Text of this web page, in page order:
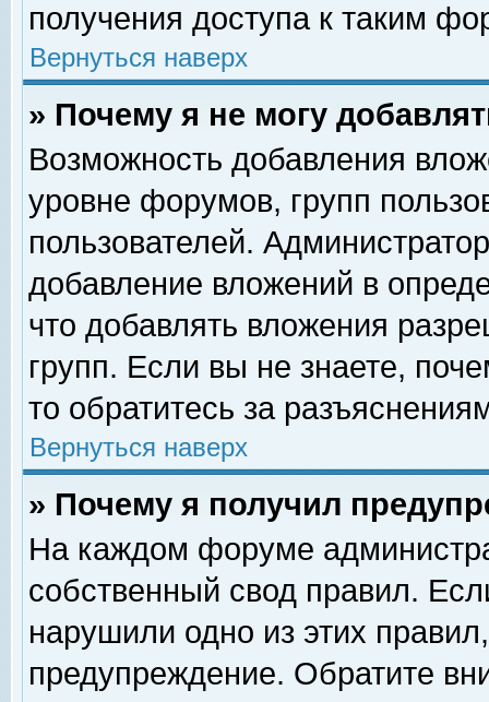
получения доступа к таким
Вернуться наверх
» Почему я не могу
Возможность добавления
уровне форумов, групп
пользователей.
добавление вложений в
что добавлять вложения
групп. Если вы не знаете,
то обратитесь за
Вернуться наверх
» Почему я получил
На каждом форуме
собственный свод правил.
нарушили одно из этих
предупреждение. Обратите